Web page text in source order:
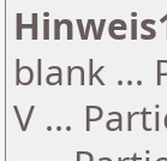
blank ...
V ...